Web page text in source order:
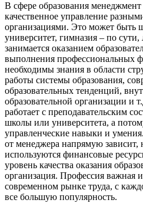
В сфере образования менеджмент
качественное управление
организациями. Это может быть
университет, гимназия – по
занимается оказанием
выполнения профессиональных
необходимы знания в области
работы системы образования,
образовательных тенденций,
образовательной организации и
работает с преподавательским
школы или университета, а
управленческие навыки и
от менеджера напрямую зависит,
используются финансовые
уровень качества оказания
организация. Профессия важная
современном рынке труда, с
все большую популярность.